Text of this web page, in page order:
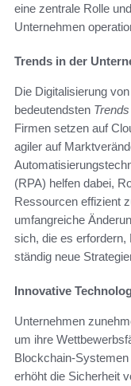
eine zentrale Rolle
Unternehmen
Trends in der
Die Digitalisierung
bedeutendsten
Firmen setzen auf
agiler auf
(RPA) helfen dabei,
Ressourcen effizient
umfangreiche
sich, die es
ständig neue
Innovative
Unternehmen
um ihre
Blockchain-
erhöht die Sicherheit